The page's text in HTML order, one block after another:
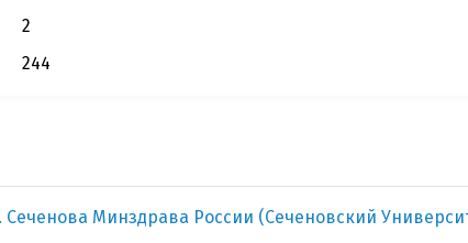
2
244
Минздрава России (Сеченовский